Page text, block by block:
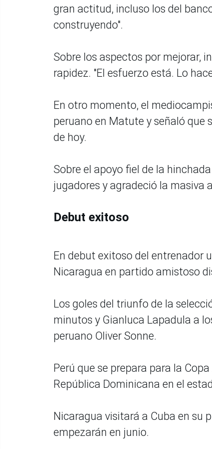
gran actitud, incluso los del
construyendo".
Sobre los aspectos por mejorar,
rapidez. "El esfuerzo está. Lo
En otro momento, el
peruano en Matute y señaló que
de hoy.
Sobre el apoyo fiel de la
jugadores y agradeció la masiva
Debut exitoso
En debut exitoso del entrenador
Nicaragua en partido amistoso
Los goles del triunfo de la
minutos y Gianluca Lapadula a
peruano Oliver Sonne.
Perú que se prepara para la
República Dominicana en el
Nicaragua visitará a Cuba en su
empezarán en junio.